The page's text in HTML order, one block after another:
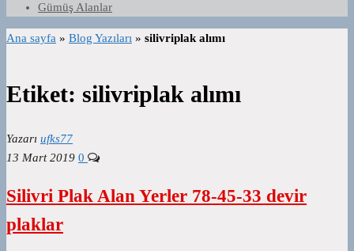
Gümüş Alanlar
Ana sayfa » Blog Yazıları » silivriplak alımı
Etiket: silivriplak alımı
Yazarı ufks77
13 Mart 2019 0
Silivri Plak Alan Yerler 78-45-33 devir
plaklar